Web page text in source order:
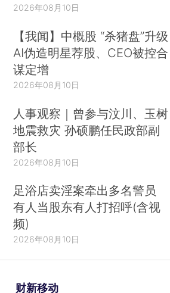
2026年08月10日
【我闻】中概股 “杀猪盘”升级
AI伪造明星荐股、CEO被控合
谋定增
2026年08月10日
人事观察｜曾参与汶川、玉树
地震救灾 孙硕鹏任民政部副
部长
2026年08月10日
足浴店卖淫案牵出多名警员
有人当股东有人打招呼(含视
频)
2026年08月10日
财新移动